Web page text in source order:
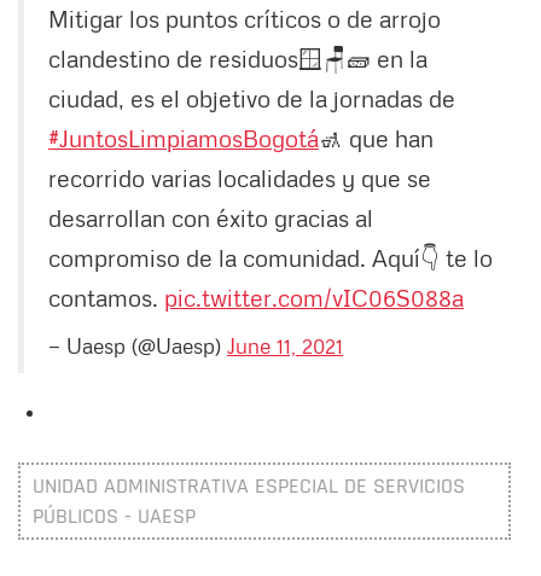
Mitigar los puntos críticos o de arrojo
clandestino de residuos🪟🪑🧱 en la
ciudad, es el objetivo de la jornadas de
#JuntosLimpiamosBogotá🚮 que han
recorrido varias localidades y que se
desarrollan con éxito gracias al
compromiso de la comunidad. Aquí👇 te lo
contamos. pic.twitter.com/vIC06S088a
— Uaesp (@Uaesp) June 11, 2021
UNIDAD ADMINISTRATIVA ESPECIAL DE SERVICIOS
PÚBLICOS - UAESP